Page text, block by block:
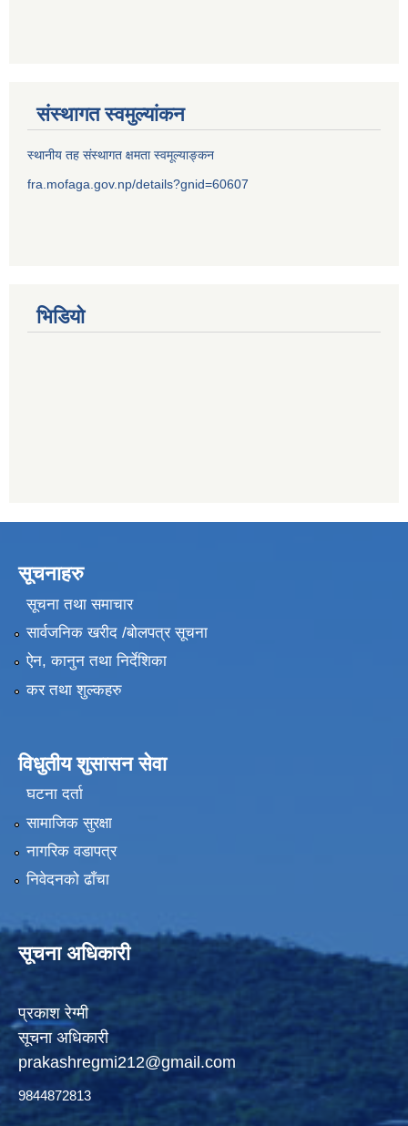
संस्थागत स्वमुल्यांकन
स्थानीय तह संस्थागत क्षमता स्वमूल्याङ्कन
fra.mofaga.gov.np/details?gnid=60607
भिडियो
सूचनाहरु
सूचना तथा समाचार
सार्वजनिक खरीद /बोलपत्र सूचना
ऐन, कानुन तथा निर्देशिका
कर तथा शुल्कहरु
विधुतीय शुसासन सेवा
घटना दर्ता
सामाजिक सुरक्षा
नागरिक वडापत्र
निवेदनको ढाँचा
सूचना अधिकारी
प्रकाश रेग्मी
सूचना अधिकारी
prakashregmi212@gmail.com
9844872813